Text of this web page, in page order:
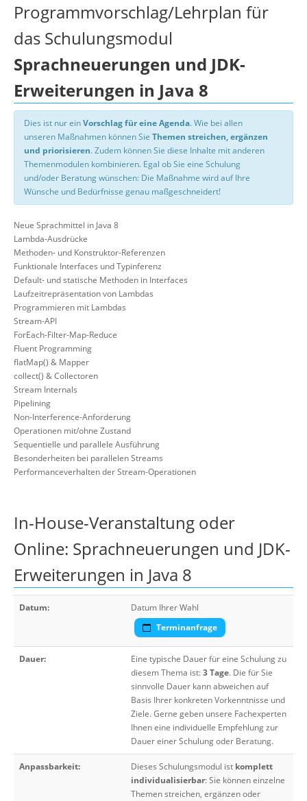
Programmvorschlag/Lehrplan für
das Schulungsmodul
Sprachneuerungen und JDK-
Erweiterungen in Java 8
Dies ist nur einVorschlag für eine Agenda. Wie bei allen
unseren Maßnahmen können Sie Themen streichen, ergänzen
und priorisieren. Zudem können Sie diese Inhalte mit anderen
Themenmodulen kombinieren. Egal ob Sie eine Schulung
und/oder Beratung wünschen: Die Maßnahme wird auf Ihre
Wünsche und Bedürfnisse genau maßgeschneidert!
Neue Sprachmittel in Java 8
Lambda-Ausdrücke
Methoden- und Konstruktor-Referenzen
Funktionale Interfaces und Typinferenz
Default- und statische Methoden in Interfaces
Laufzeitrepräsentation von Lambdas
Programmieren mit Lambdas
Stream-API
ForEach-Filter-Map-Reduce
Fluent Programming
flatMap() & Mapper
collect() & Collectoren
Stream Internals
Pipelining
Non-Interference-Anforderung
Operationen mit/ohne Zustand
Sequentielle und parallele Ausführung
Besonderheiten bei parallelen Streams
Performanceverhalten der Stream-Operationen
In-House-Veranstaltung oder
Online: Sprachneuerungen und JDK-
Erweiterungen in Java 8
Datum:
Datum Ihrer Wahl
Terminanfrage
Dauer:
Eine typische Dauer für eine Schulung zu
diesem Thema ist:3 Tage. Die für Sie
sinnvolle Dauer kann abweichen auf
Basis Ihrer konkreten Vorkenntnisse und
Ziele. Gerne geben unsere Fachexperten
Ihnen eine individuelle Empfehlung zur
Dauer einer Schulung oder Beratung.
Anpassbarkeit: Dieses Schulungsmodul ist komplett
individualisierbar: Sie können einzelne
Themen streichen, ergänzen oder